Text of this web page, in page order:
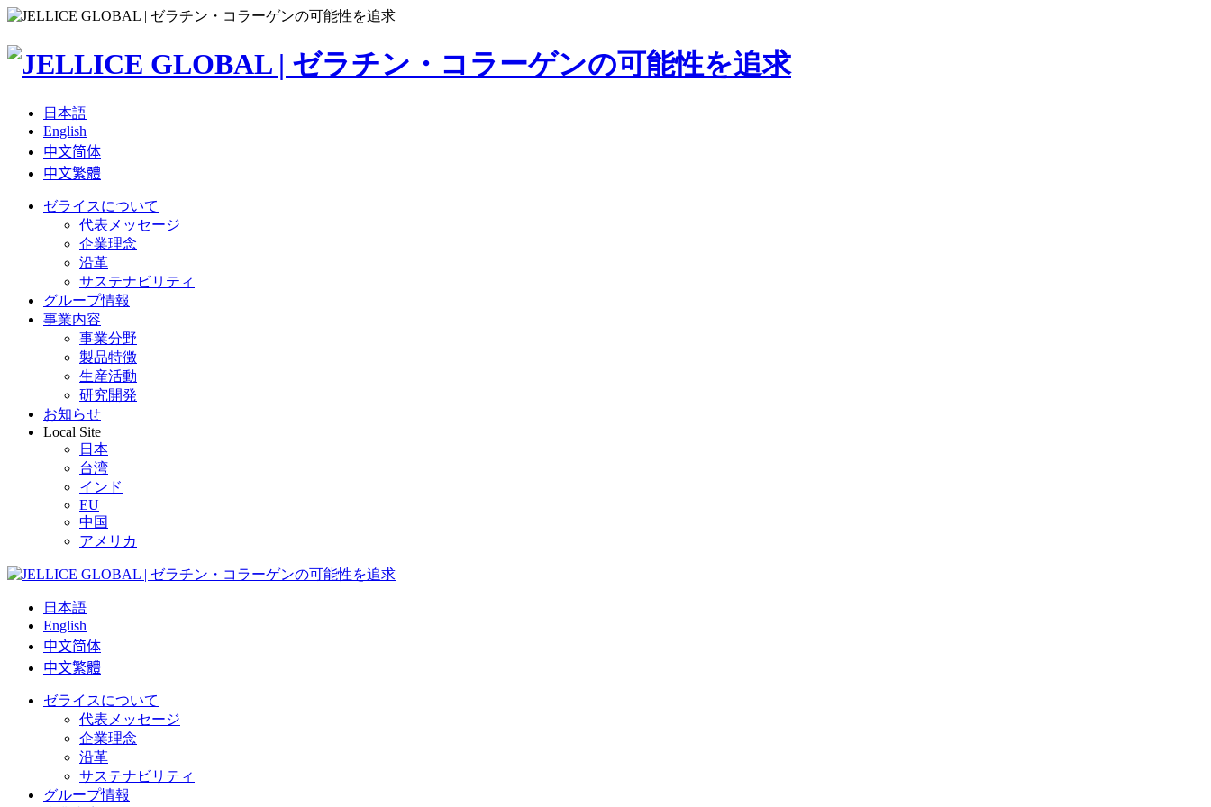
日本語
English
中文简体
中文繁體
ゼライスについて
代表メッセージ
企業理念
沿革
サステナビリティ
グループ情報
事業内容
事業分野
製品特徴
生産活動
研究開発
お知らせ
Local Site
日本
台湾
インド
EU
中国
アメリカ
日本語
English
中文简体
中文繁體
ゼライスについて
代表メッセージ
企業理念
沿革
サステナビリティ
グループ情報